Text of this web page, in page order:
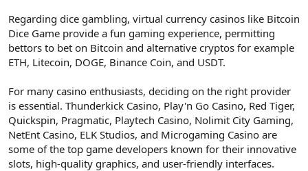
Regarding dice gambling, virtual currency casinos like Bitcoin
Dice Game provide a fun gaming experience, permitting
bettors to bet on Bitcoin and alternative cryptos for example
ETH, Litecoin, DOGE, Binance Coin, and USDT.
For many casino enthusiasts, deciding on the right provider
is essential. Thunderkick Casino, Play'n Go Casino, Red Tiger,
Quickspin, Pragmatic, Playtech Casino, Nolimit City Gaming,
NetEnt Casino, ELK Studios, and Microgaming Casino are
some of the top game developers known for their innovative
slots, high-quality graphics, and user-friendly interfaces.